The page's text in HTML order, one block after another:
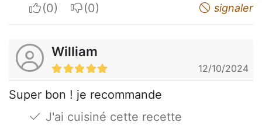
I apreciateI do not appreciate signaler
William
12/10/2024
Super bon ! je recommande
J'ai cuisiné cette recette